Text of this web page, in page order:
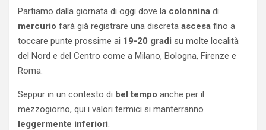
Partiamo dalla giornata di oggi dove la colonnina di
mercurio farà già registrare una discreta ascesa fino a
toccare punte prossime ai 19-20 gradi su molte località
del Nord e del Centro come a Milano, Bologna, Firenze e
Roma.
Seppur in un contesto di bel tempo anche per il
mezzogiorno, qui i valori termici si manterranno
leggermente inferiori.